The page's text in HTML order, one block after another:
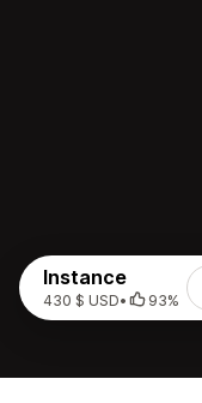
Instance
430 $ USD• 93%